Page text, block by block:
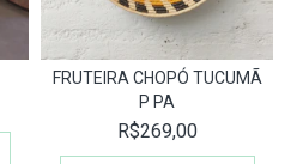
FRUTEIRA CHOPÓ TUCUMÃ
P PA
R$269,00